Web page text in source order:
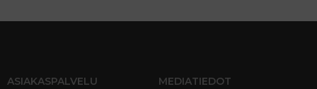
ASIAKASPALVELU MEDIATIEDOT